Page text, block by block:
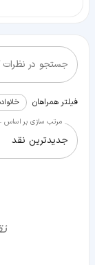
جستجو در نظرات
فیلتر همراهان
مرتب سازی بر اساس
جدیدترین نقد